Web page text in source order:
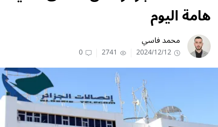
هامة اليوم
محمد فاسي
2024/12/12
2741
0